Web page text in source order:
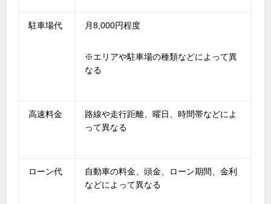
駐車場代 月8,000円程度
※エリアや駐車場の種類などによって異
なる
高速料金
路線や走行距離、曜日、時間帯などによ
って異なる
ローン代
自動車の料金、頭金、ローン期間、金利
などによって異なる